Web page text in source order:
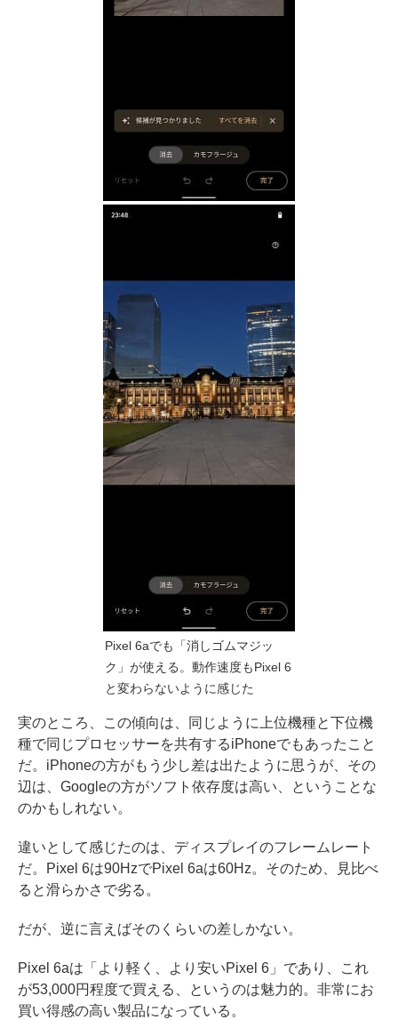
Pixel 6aでも「消しゴムマジッ
ク」が使える。動作速度もPixel 6
と変わらないように感じた
実のところ、この傾向は、同じように上位機種と下位機
種で同じプロセッサーを共有するiPhoneでもあったこと
だ。iPhoneの方がもう少し差は出たように思うが、その
辺は、Googleの方がソフト依存度は高い、ということな
のかもしれない。
違いとして感じたのは、ディスプレイのフレームレート
だ。Pixel 6は90HzでPixel 6aは60Hz。そのため、見比べ
ると滑らかさで劣る。
だが、逆に言えばそのくらいの差しかない。
Pixel 6aは「より軽く、より安いPixel 6」であり、これ
が53,000円程度で買える、というのは魅力的。非常にお
買い得感の高い製品になっている。